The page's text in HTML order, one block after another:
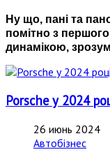
Ну що, пані та
помітно з
динамікою,
Porsche у 2024
26 июнь 2024
Автобізнес